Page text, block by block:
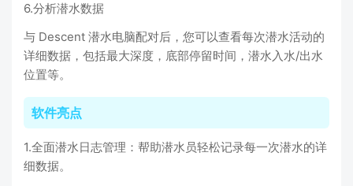
6.分析潜水数据
与 Descent 潜水电脑配对后，您可以查看每次潜水活动的
详细数据，包括最大深度，底部停留时间，潜水入水/出水
位置等。
软件亮点
1.全面潜水日志管理：帮助潜水员轻松记录每一次潜水的详
细数据。